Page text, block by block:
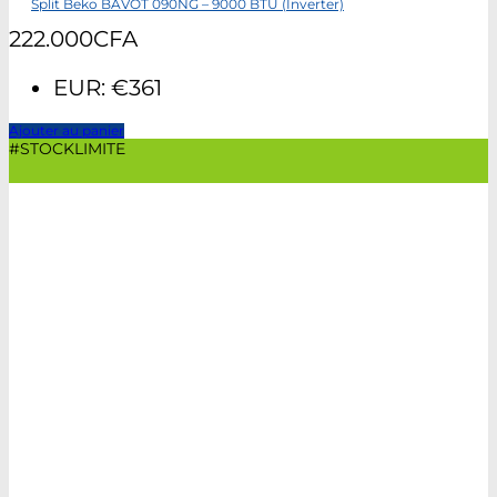
Split Beko BAVOT 090NG – 9000 BTU (Inverter)
222.000CFA
EUR: €361
Ajouter au panier
#STOCKLIMITE